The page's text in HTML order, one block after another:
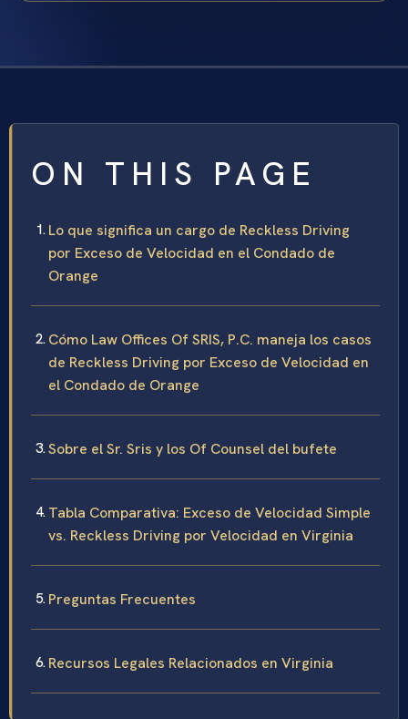
ON THIS PAGE
Lo que significa un cargo de Reckless Driving
por Exceso de Velocidad en el Condado de
Orange
Cómo Law Offices Of SRIS, P.C. maneja los casos
de Reckless Driving por Exceso de Velocidad en
el Condado de Orange
Sobre el Sr. Sris y los Of Counsel del bufete
Tabla Comparativa: Exceso de Velocidad Simple
vs. Reckless Driving por Velocidad en Virginia
Preguntas Frecuentes
Recursos Legales Relacionados en Virginia